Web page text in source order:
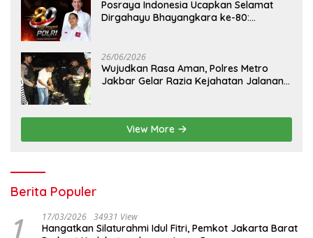
Posraya Indonesia Ucapkan Selamat
Dirgahayu Bhayangkara ke-80:
26/06/2026
Wujudkan Rasa Aman, Polres Metro
Jakbar Gelar Razia Kejahatan Jalanan
View More
Berita Populer
1 17/03/2026 34931 View
Hangatkan Silaturahmi Idul Fitri, Pemkot Jakarta Barat